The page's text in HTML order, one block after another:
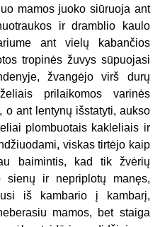
mamos juoko siūruoja ant
ir dramblio kaulo
ant vielų kabančios
tropinės žuvys sūpuojasi
žvangėjo virš durų
prilaikomos varinės
ant lentynų išstatyti, aukso
plombuotais kakleliais ir
viskas tirtėjo kaip
baimintis, kad tik žvėrių
sienų ir nepriplotų manęs,
iš kambario į kambarį,
mamos, bet staiga